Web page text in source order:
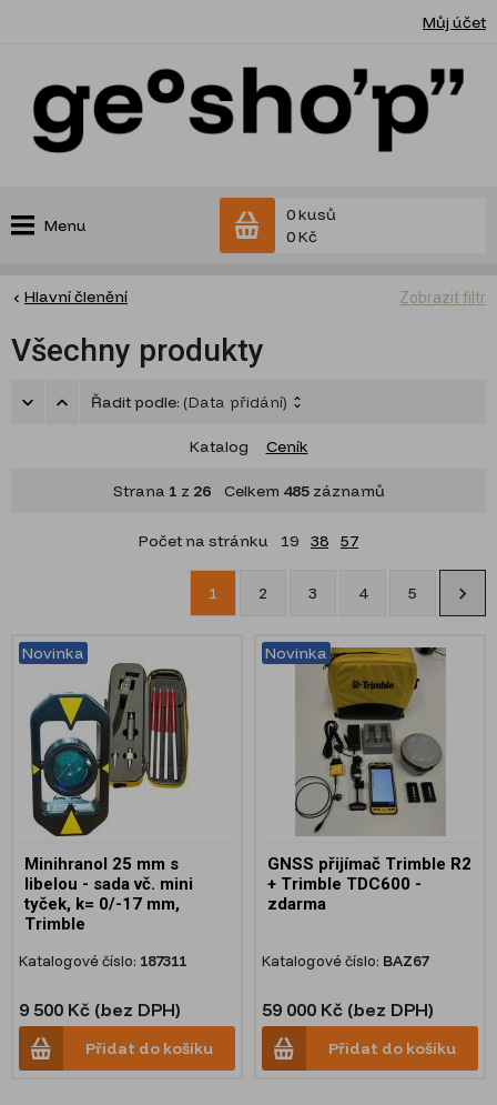
Můj účet
Menu
0 kusů
0 Kč
Zobrazit filtr
Hlavní členění
Všechny produkty
Řadit podle: (Data přidání)
Katalog Ceník
Strana 1 z 26Celkem 485záznamů
Počet na stránku 19 38 57
1 2 3 4 5
Novinka
Minihranol 25 mm s
libelou - sada vč. mini
tyček, k= 0/-17 mm,
Trimble
Katalogové číslo: 187311
9 500 Kč (bez DPH)
Přidat do košíku
Novinka
GNSS přijímač Trimble R2
+ Trimble TDC600 -
zdarma
Katalogové číslo: BAZ67
59 000 Kč (bez DPH)
Přidat do košíku